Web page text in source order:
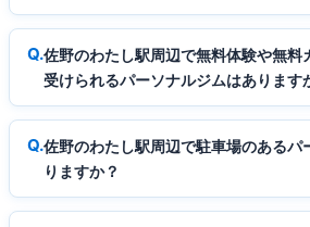
佐野のわたし駅周辺で無料体験や無料
受けられるパーソナルジムはあります
佐野のわたし駅周辺で駐車場のあるパ
りますか？